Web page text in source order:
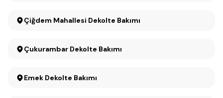
Çiğdem Mahallesi Dekolte Bakımı
Çukurambar Dekolte Bakımı
Emek Dekolte Bakımı